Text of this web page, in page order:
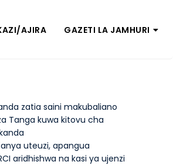
AJIRA GAZETI LA JAMHURI
zatia saini makubaliano
Tanga kuwa kitovu cha
uteuzi, apangua
aridhishwa na kasi ya ujenzi